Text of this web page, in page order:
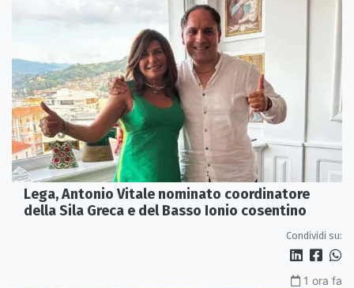
Lega, Antonio Vitale nominato coordinatore
della Sila Greca e del Basso Ionio cosentino
Condividi su:
1 ora fa